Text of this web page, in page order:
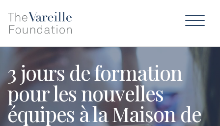
3 jours de formation
pour les nouvelles
équipes à la Maison de